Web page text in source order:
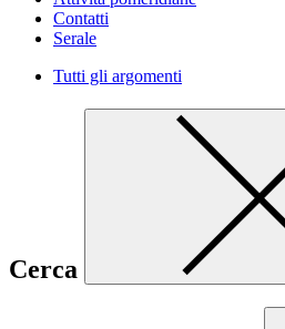
Contatti
Serale
Tutti gli argomenti
Cerca